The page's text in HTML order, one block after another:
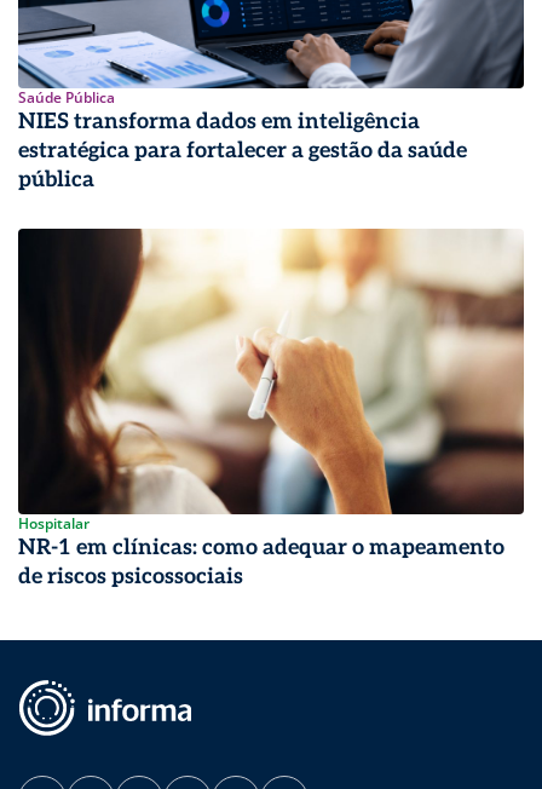
Saúde Pública
NIES transforma dados em inteligência
estratégica para fortalecer a gestão da saúde
pública
Hospitalar
NR-1 em clínicas: como adequar o mapeamento
de riscos psicossociais